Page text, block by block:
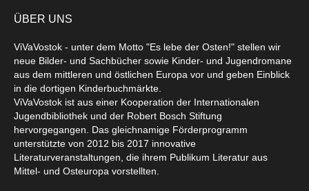
ÜBER UNS
ViVaVostok - unter dem Motto "Es lebe der Osten!" stellen wir
neue Bilder- und Sachbücher sowie Kinder- und Jugendromane
aus dem mittleren und östlichen Europa vor und geben Einblick
in die dortigen Kinderbuchmärkte.
ViVaVostok ist aus einer Kooperation der Internationalen
Jugendbibliothek und der Robert Bosch Stiftung
hervorgegangen. Das gleichnamige Förderprogramm
unterstützte von 2012 bis 2017 innovative
Literaturveranstaltungen, die ihrem Publikum Literatur aus
Mittel- und Osteuropa vorstellten.